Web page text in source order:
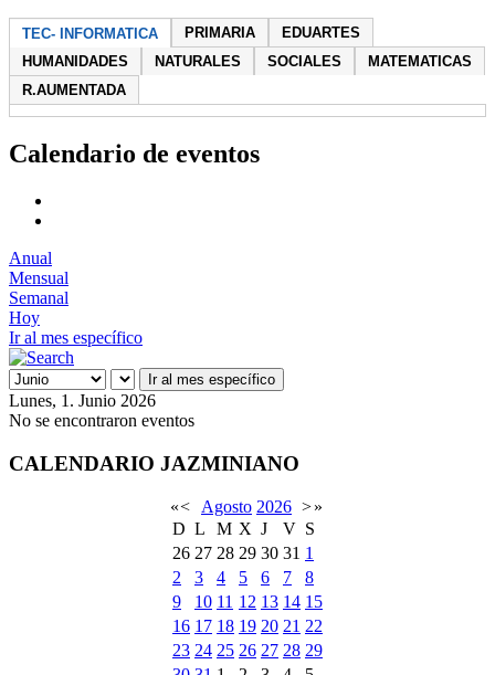
TEC- INFORMATICA PRIMARIA
EDUARTES
HUMANIDADES
NATURALES SOCIALES
MATEMATICAS
R.AUMENTADA
Calendario de eventos
Anual
Mensual
Semanal
Hoy
Ir al mes específico
Ir al mes específico
Lunes, 1. Junio 2026
No se encontraron eventos
CALENDARIO JAZMINIANO
«< Agosto 2026 >»
D L M X J V S
26 27 28 29 30 31 1
2
3 4 5 6 7
8
9
10 11 12 13 14 15
16 17 18 19 20 21 22
23 24 25 26 27 28 29